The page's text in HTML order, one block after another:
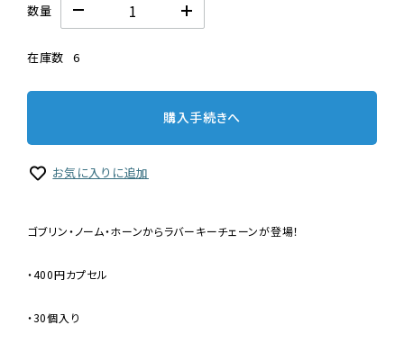
数量
在庫数 6
購入手続きへ
お気に入りに追加
ゴブリン・ノーム・ホーンからラバーキーチェーンが登場！
・400円カプセル
・30個入り